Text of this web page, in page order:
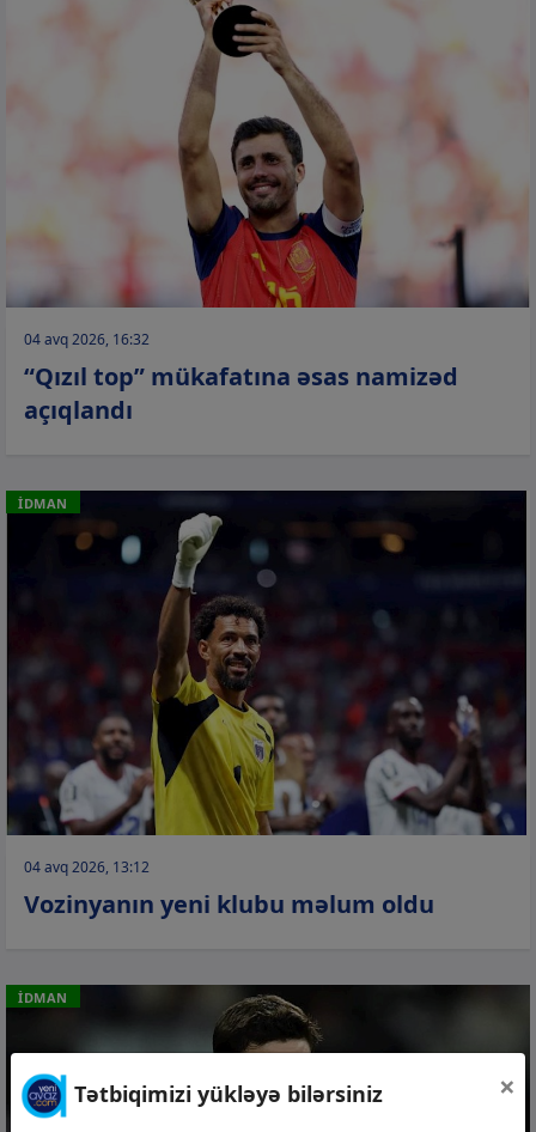
04 avq 2026, 16:32
“Qızıl top” mükafatına əsas namizəd
açıqlandı
İDMAN
04 avq 2026, 13:12
Vozinyanın yeni klubu məlum oldu
İDMAN
Tətbiqimizi yükləyə bilərsiniz ×